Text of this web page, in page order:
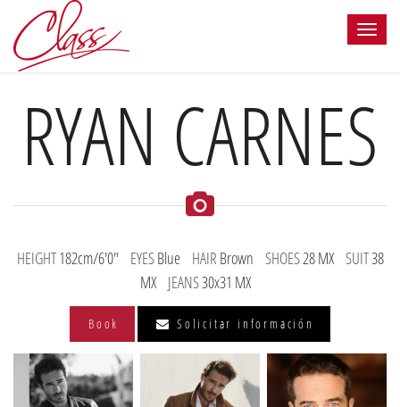
RYAN CARNES
HEIGHT182cm/6'0" EYESBlue HAIR Brown SHOES28 MX SUIT38
MX JEANS30x31 MX
Book Solicitar información